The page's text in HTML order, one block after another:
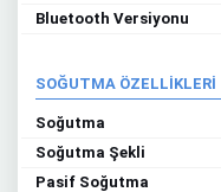
Bluetooth Versiyonu
SOĞUTMA ÖZELLİKLERİ
Soğutma
Soğutma Şekli
Pasif Soğutma